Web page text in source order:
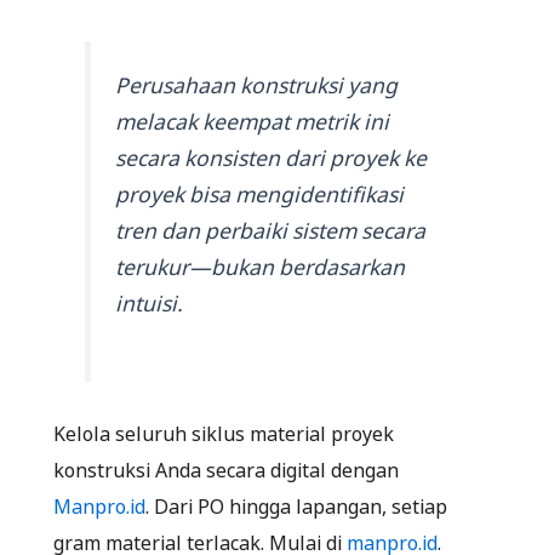
Perusahaan konstruksi yang
melacak keempat metrik ini
secara konsisten dari proyek ke
proyek bisa mengidentifikasi
tren dan perbaiki sistem secara
terukur—bukan berdasarkan
intuisi.
Kelola seluruh siklus material proyek
konstruksi Anda secara digital dengan
Manpro.id. Dari PO hingga lapangan, setiap
gram material terlacak. Mulai dimanpro.id.